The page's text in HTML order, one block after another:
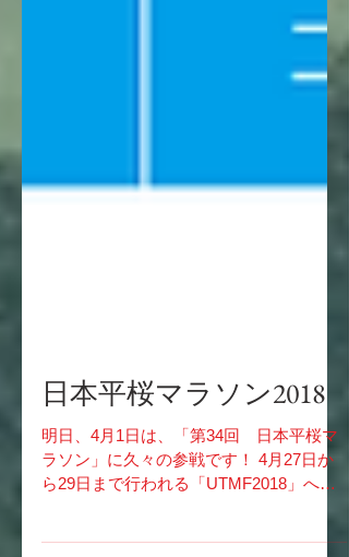
日本平桜マラソン2018
明日、4月1日は、「第34回 日本平桜マ
ラソン」に久々の参戦です！ 4月27日か
参加が決まっているため、そのトレーニ